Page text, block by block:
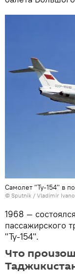
Самолет "Ту-154" в
© Sputnik / Vladimir
1968 —
пассажирского
"Ту-154".
Что